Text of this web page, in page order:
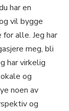
har en
vil bygge
alle. Jeg har
meg, bli
har virkelig
og
noen av
og